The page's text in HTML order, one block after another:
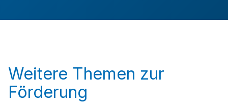
Weitere Themen zur
Förderung